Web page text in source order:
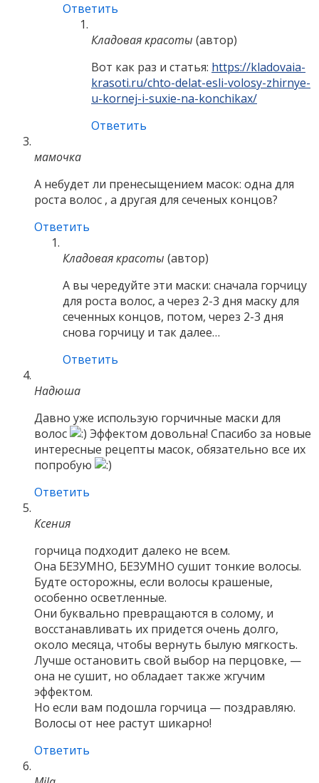
Ответить
Кладовая красоты (автор)
Вот как раз и статья: https://kladovaia-
krasoti.ru/chto-delat-esli-volosy-zhirnye-
u-kornej-i-suxie-na-konchikax/
Ответить
мамочка
А небудет ли пренесыщением масок: одна для
роста волос , а другая для сеченых концов?
Ответить
Кладовая красоты (автор)
А вы чередуйте эти маски: сначала горчицу
для роста волос, а через 2-3 дня маску для
сеченных концов, потом, через 2-3 дня
снова горчицу и так далее…
Ответить
Надюша
Давно уже использую горчичные маски для
волос
Эффектом довольна! Спасибо за новые
интересные рецепты масок, обязательно все их
попробую
Ответить
Ксения
горчица подходит далеко не всем.
Она БЕЗУМНО, БЕЗУМНО сушит тонкие волосы.
Будте осторожны, если волосы крашеные,
особенно осветленные.
Они буквально превращаются в солому, и
восстанавливать их придется очень долго,
около месяца, чтобы вернуть былую мягкость.
Лучше остановить свой выбор на перцовке, —
она не сушит, но обладает также жгучим
эффектом.
Но если вам подошла горчица — поздравляю.
Волосы от нее растут шикарно!
Ответить